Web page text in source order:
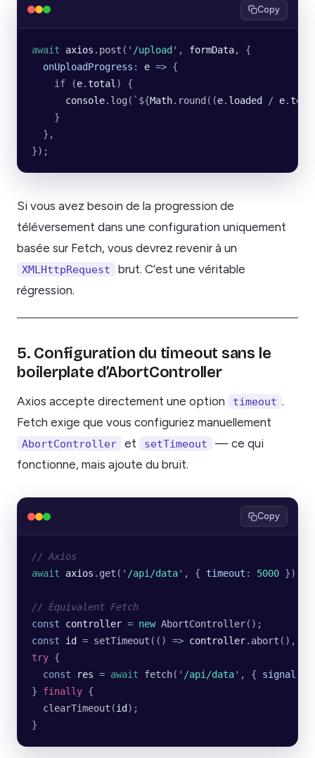
Copy
await axios . post ( ' /upload ' , formData, {
  onUploadProgress
: e => {
    if
(e.total )
{
      console
. log ( `${Math. round ((e. loaded / e.
    }
  },
});
Si vous avez besoin de la progression de
téléversement dans une configuration uniquement
basée sur Fetch, vous devrez revenir à un
XMLHttpRequest
brut. C’est une véritable
régression.
5. Configuration du timeout sans le
boilerplate d’AbortController
Axios accepte directement une option timeout .
Fetch exige que vous configuriez manuellement
AbortController et setTimeout
— ce qui
fonctionne, mais ajoute du bruit.
Copy
// Axios
await axios . get ( ' /api/data' , { timeout : 5000 });
// Équivalent Fetch
const controller = new AbortController();
const id = setTimeout (() => controller. abort (),
try {
  const
res = await fetch( ' /api/data' , { signal
} finally {
  clearTimeout
(id );
}